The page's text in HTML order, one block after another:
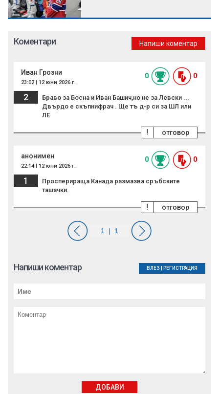
Коментари Напиши коментар
Иван Грозни
23:02 | 12 юни 2026 г.
0 0
2
Браво за Босна и Иван Башич,но не за Левски ...
Двърдо е скъпнифрач . Ще тъ д-р си за ШЛ или
ЛЕ
отговор
!
анонимен
22:14 | 12 юни 2026 г.
0 0
1
Просперираща Канада размазва сръбските
тaшaчки.
отговор
!
Напиши коментар ВЛЕЗ РЕГИСТРАЦИЯ
ДОБАВИ